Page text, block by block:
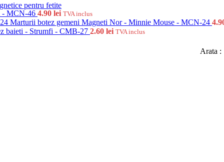
pentru fetite
- MCN-46 4.90 lei TVA inclus
Marturii botez gemeni Magneti Nor - Minnie Mouse - MCN-24
baieti - Strumfi - CMB-27 2.60 lei TVA inclus
Arata